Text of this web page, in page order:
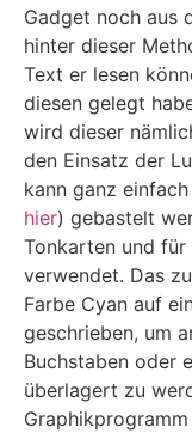
Gadget noch aus
hinter dieser
Text er lesen
diesen gelegt
wird dieser
den Einsatz der
kann ganz
hier) gebastelt
Tonkarten und
verwendet. Das
Farbe Cyan auf
geschrieben, um
Buchstaben oder
überlagert zu